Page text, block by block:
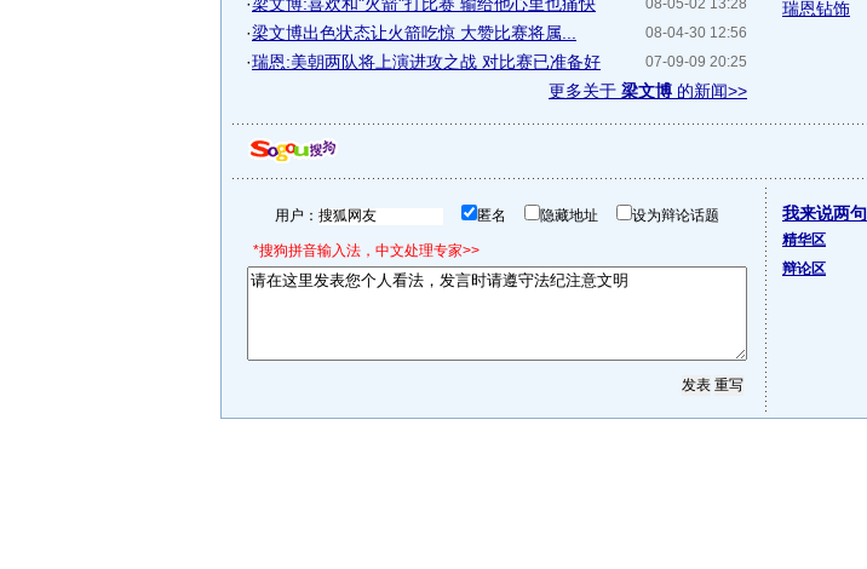
08-05-02 13:28
08-04-30 12:56
·梁文博出色状态让火箭吃惊 大赞比赛将属...
07-09-09 20:25
·瑞恩:美朝两队将上演进攻之战 对比赛已准备好
更多关于 梁文博 的新闻>>
瑞恩钻饰
用户： 匿名 隐藏地址 设为辩论话题
*搜狗拼音输入法，中文处理专家>>
我来说两句
精华区
辩论区